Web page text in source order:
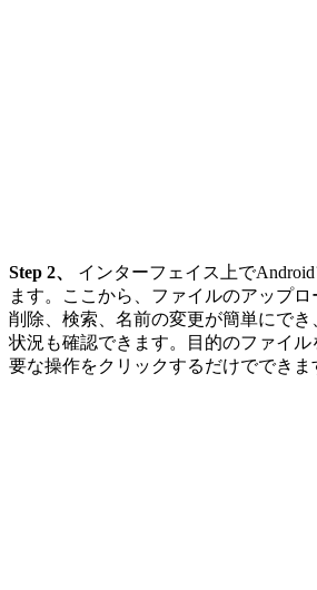
Step 2、 インターフェイス上で
ます。ここから、ファイルのアップロ
削除、検索、名前の変更が簡単にで
状況も確認できます。目的のファイ
要な操作をクリックするだけでできま